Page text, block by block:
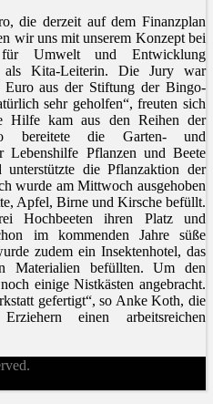
die derzeit auf dem Finanzplan
wir uns mit unserem Konzept bei
Umwelt und Entwicklung
Kita-Leiterin. Die Jury war
Euro aus der Stiftung der Bingo-
sehr geholfen“, freuten sich
Hilfe kam aus den Reihen der
bereitete die Garten- und
Lebenshilfe Pflanzen und Beete
die Pflanzaktion der
wurde am Mittwoch ausgehoben
Apfel, Birne und Kirsche befüllt.
Hochbeeten ihren Platz und
im kommenden Jahre süße
zudem ein Insektenhotel, das
Materialien befüllten. Um den
einige Nistkästen angebracht.
gefertigt“, so Anke Koth, die
einen arbeitsreichen